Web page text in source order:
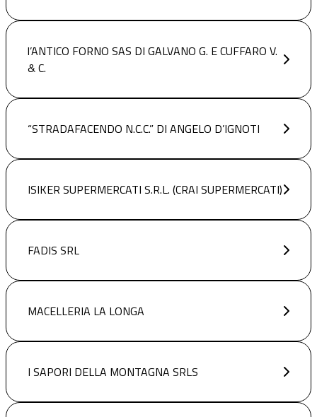
l’ANTICO FORNO SAS DI GALVANO G. E CUFFARO V.
& C.
“STRADAFACENDO N.C.C.” DI ANGELO D’IGNOTI
ISIKER SUPERMERCATI S.R.L. (CRAI SUPERMERCATI)
FADIS SRL
MACELLERIA LA LONGA
I SAPORI DELLA MONTAGNA SRLS